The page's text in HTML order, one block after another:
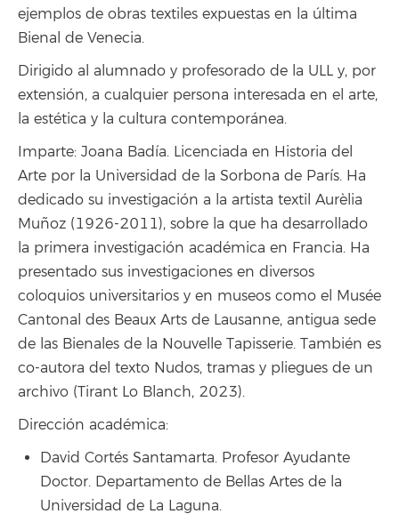
ejemplos de obras textiles expuestas en la última
Bienal de Venecia.
Dirigido al alumnado y profesorado de la ULL y, por
extensión, a cualquier persona interesada en el arte,
la estética y la cultura contemporánea.
Imparte: Joana Badía. Licenciada en Historia del
Arte por la Universidad de la Sorbona de París. Ha
dedicado su investigación a la artista textil Aurèlia
Muñoz (1926-2011), sobre la que ha desarrollado
la primera investigación académica en Francia. Ha
presentado sus investigaciones en diversos
coloquios universitarios y en museos como el Musée
Cantonal des Beaux Arts de Lausanne, antigua sede
de las Bienales de la Nouvelle Tapisserie. También es
co-autora del texto Nudos, tramas y pliegues de un
archivo (Tirant Lo Blanch, 2023).
Dirección académica:
David Cortés Santamarta. Profesor Ayudante
Doctor. Departamento de Bellas Artes de la
Universidad de La Laguna.